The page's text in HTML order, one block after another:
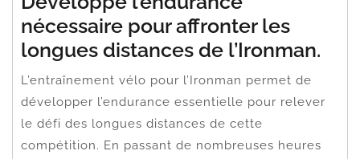
nécessaire pour affronter les
longues distances de l’Ironman.
L’entraînement vélo pour l’Ironman permet de
développer l’endurance essentielle pour relever
le défi des longues distances de cette
compétition. En passant de nombreuses heures